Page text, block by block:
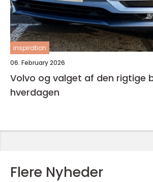
inspiration
06. February 2026
Volvo og valget af den rigtige
hverdagen
Flere Nyheder